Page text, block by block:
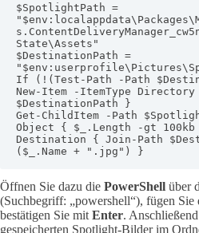
$SpotlightPath =
State\Assets"
$DestinationPath =
If (!(Test-Path -Path
New-Item -ItemType
$DestinationPath }
Get-ChildItem -Path
Object { $_.Length -gt
Destination { Join-Path
($_.Name + ".jpg") }
Öffnen Sie dazu die PowerShell über
(Suchbegriff: „powershell“), fügen Sie
bestätigen Sie mit Enter.
gespeicherten Spotlight-Bilder im